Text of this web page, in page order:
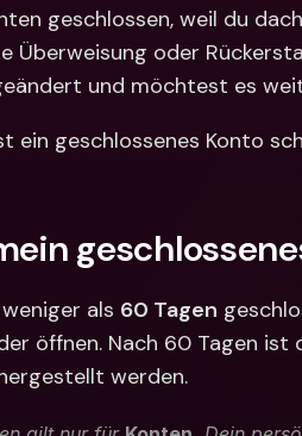
geschlossen, weil du
Überweisung oder
und möchtest es
ein geschlossenes Konto
als 60 Tagen
öffnen. Nach 60 Tagen
werden.